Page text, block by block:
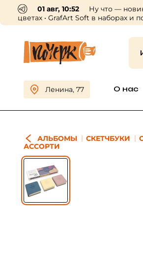
01 авг, 10:52
Ну что —
цветах • GrafArt Soft в наборах и
Ленина, 77 О нас
АЛЬБОМЫ СКЕТЧБУКИ
АССОРТИ